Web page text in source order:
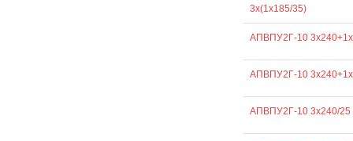
3х(1х185/35)
АПВПУ2Г-10
АПВПУ2Г-10
АПВПУ2Г-10 3х240/25